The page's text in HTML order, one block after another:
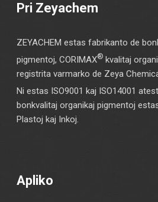
Pri Zeyachem
ZEYACHEM estas fabrikanto de
pigmentoj, CORIMAX®kvalitaj
registrita varmarko de Zeya
Ni estas ISO9001 kaj ISO14001
bonkvalitaj organikaj pigmentoj
Plastoj kaj Inkoj.
Apliko